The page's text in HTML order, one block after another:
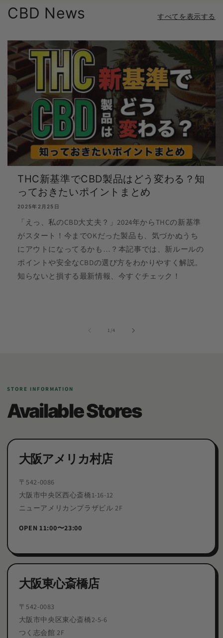
CBD News すべてを表示する
THC新基準でCBD製品はどう変わる？知
っておきたいポイントまとめ
2025年2月25日
「えっ、私のCBD大丈夫？」2024年からTHCの新基準
がスタート！今までOKだった製品も、気づかぬうち
にアウトになってるかも…？本記事では、新ルールの
ポイントや安全なCBDの選び方をわかりやすく解説。
知らないと損する最新情報、今すぐチェック！
1 /の4
STORE INFORMATION
Available Stores
大阪アメリカ村店
〒542-0086
大阪市中央区西心斎橋1-16-12
ニューアメリカンプラザビル 2F
OPEN 11:00〜23:00
大阪東心斎橋店
〒542-0083
大阪市中央区東心斎橋2-5-6
つく志会館 2F